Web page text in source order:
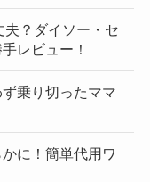
？ダイソー・セ
レビュー！
乗り切ったママ
に！簡単代用ワ